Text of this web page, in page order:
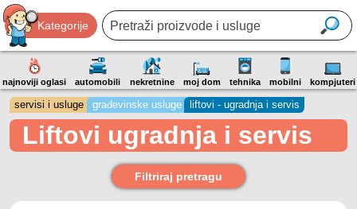
Kategorije
najnoviji oglasi automobili nekretnine moj dom tehnika mobilni kompjuteri
servisi i usluge građevinske usluge liftovi - ugradnja i servis
Liftovi ugradnja i servis
Filtriraj pretragu